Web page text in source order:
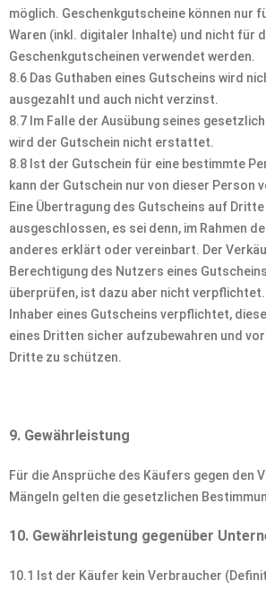
möglich. Geschenkgutscheine können nur
Waren (inkl. digitaler Inhalte) und nicht für
Geschenkgutscheinen verwendet werden.
8.6 Das Guthaben eines Gutscheins wird
ausgezahlt und auch nicht verzinst.
8.7 Im Falle der Ausübung seines
wird der Gutschein nicht erstattet.
8.8 Ist der Gutschein für eine bestimmte
kann der Gutschein nur von dieser Person
Eine Übertragung des Gutscheins auf Dritte
ausgeschlossen, es sei denn, im Rahmen
anderes erklärt oder vereinbart. Der
Berechtigung des Nutzers eines
überprüfen, ist dazu aber nicht
Inhaber eines Gutscheins verpflichtet,
eines Dritten sicher aufzubewahren und
Dritte zu schützen.
9. Gewährleistung
Für die Ansprüche des Käufers gegen den
Mängeln gelten die gesetzlichen
10. Gewährleistung gegenüber
10.1 Ist der Käufer kein Verbraucher